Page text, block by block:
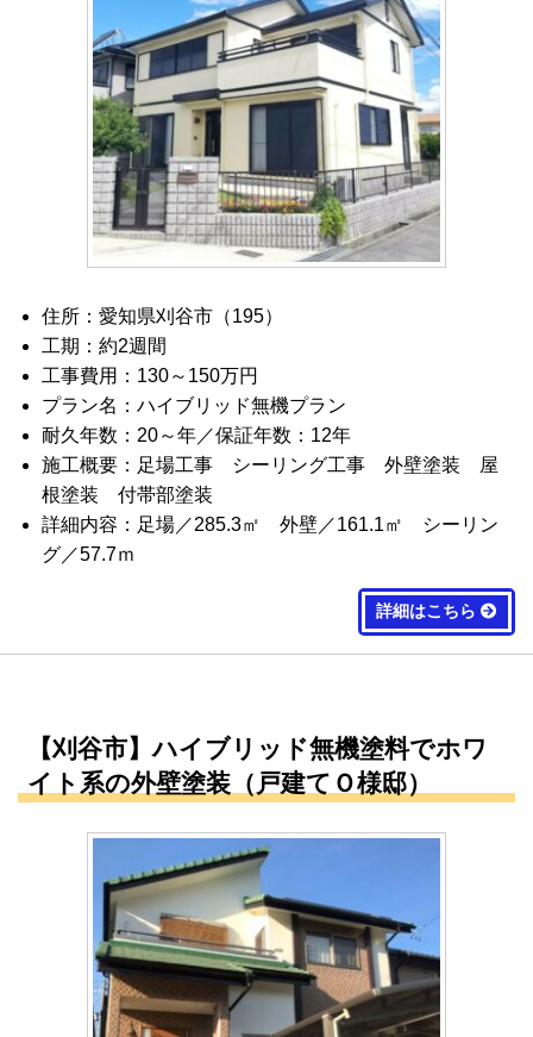
住所：愛知県刈谷市（195）
工期：約2週間
工事費用：130～150万円
プラン名：ハイブリッド無機プラン
耐久年数：20～年／保証年数：12年
施工概要：足場工事 シーリング工事 外壁塗装 屋
根塗装 付帯部塗装
詳細内容：足場／285.3㎡ 外壁／161.1㎡ シーリン
グ／57.7ｍ
詳細はこちら
【刈谷市】ハイブリッド無機塗料でホワ
イト系の外壁塗装（戸建てＯ様邸）